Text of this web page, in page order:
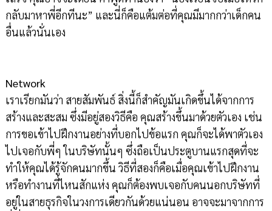
กลับมาหาพี่อีกทีนะ” และนี่ก็คือแต้มต่อที่คุณมีมากกว่าเด็กคน
อื่นแล้วนั่นเอง
Network
เราเรียกมันว่า สายสัมพันธ์ สิ่งนี้ก็สำคัญมันเกิดขึ้นได้จากการ
สร้างและสะสม ซึ่งมีอยู่สองวิธีคือ คุณสร้างขึ้นมาด้วยตัวเอง เช่น
การขอเข้าไปฝึกงานอย่างที่บอกไปข้อแรก คุณก็จะได้พาตัวเอง
ไปเจอกับพี่ๆ ในบริษัทนั้นๆ ซึ่งถือเป็นประตูบานแรกสุดที่จะ
ทำให้คุณได้รู้จักคนมากขึ้น วิธีที่สองก็คือเมื่อคุณเข้าไปฝึกงาน
หรือทำงานที่ไหนสักแห่ง คุณก็ต้องพบเจอกับคนนอกบริษัทที่
อยู่ในสายธุรกิจในวงการเดียวกันด้วยแน่นอน อาจจะมาจากการ